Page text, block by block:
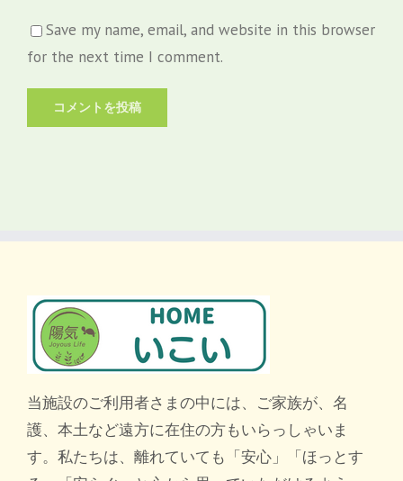
Save my name, email, and website in this browser
for the next time I comment.
当施設のご利用者さまの中には、ご家族が、名
護、本土など遠方に在住の方もいらっしゃいま
す。私たちは、離れていても「安心」「ほっとす